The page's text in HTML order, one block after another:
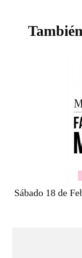
entradas
Sábado 18 de